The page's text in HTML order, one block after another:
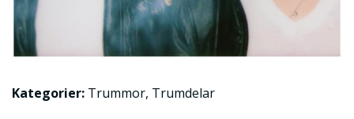
Kategorier: Trummor, Trumdelar